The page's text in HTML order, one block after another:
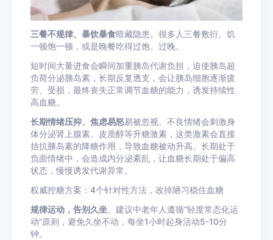
三餐不规律、暴饮暴食暗藏隐患。很多人三餐敷衍、饥
一顿饱一顿，或是晚餐吃得过饱、过晚。
短时间大量进食会瞬间加重胰岛代谢负担，迫使胰岛超
负荷分泌胰岛素，长期反复透支，会让胰岛细胞逐渐疲
劳、受损，最终丧失正常调节血糖的能力，诱发持续性
高血糖。
长期情绪压抑、焦虑易怒易被忽视。不良情绪会刺激身
体分泌肾上腺素、皮质醇等升糖激素，这类激素会直接
拮抗胰岛素的降糖作用，导致血糖被动升高。长期处于
负面情绪中，会造成内分泌紊乱，让血糖长期处于偏高
状态，慢慢诱发代谢异常。
权威控糖方案：4个针对性方法，改掉陋习稳住血糖
规律运动，告别久坐。建议中老年人遵循“轻度常态化运
动”原则，避免久坐不动，每坐1小时起身活动5-10分
钟。